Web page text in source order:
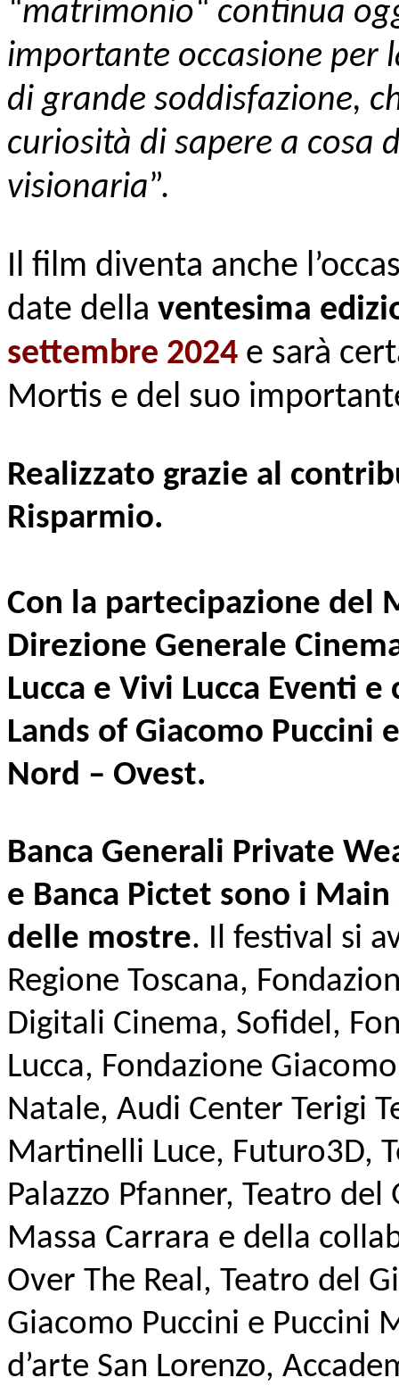
“matrimonio“ continua
importante occasione per
di grande soddisfazione,
curiosità di sapere a cosa
visionaria”.
Il film diventa anche
date della ventesima
settembre 2024 e sarà
Mortis e del suo
Realizzato grazie al
Risparmio.
Con la partecipazione del
Direzione Generale
Lucca e Vivi Lucca Eventi
Lands of Giacomo Puccini
Nord – Ovest.
Banca Generali Private
e Banca Pictet sono i
delle mostre. Il festival si
Regione Toscana,
Digitali Cinema, Sofidel,
Lucca, Fondazione
Natale, Audi Center Terigi
Martinelli Luce, Futuro3D,
Palazzo Pfanner, Teatro
Massa Carrara e della
Over The Real, Teatro del
Giacomo Puccini e Puccini
d’arte San Lorenzo,